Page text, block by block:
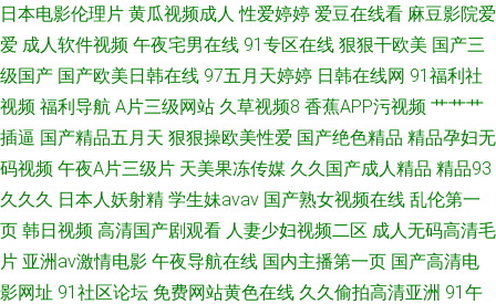
视频 欧美一级二级 91婬黄看大片 欧美日韩网欧美网 91玖玖 久久93 91大神
唐伯虎520
日本电影伦理片 黄瓜视频成人 性爱婷婷 爱豆在线看 麻豆影院爱
爱 成人软件视频 午夜宅男在线 91专区在线 狠狠干欧美 国产三
级国产 国产欧美日韩在线 97五月天婷婷 日韩在线网 91福利社
视频 福利导航 A片三级网站 久草视频8 香蕉APP污视频 艹艹艹
插逼 国产精品五月天 狠狠操欧美性爱 国产绝色精品 精品孕妇无
码视频 午夜A片三级片 天美果冻传媒 久久国产成人精品 精品93
久久久 日本人妖射精 学生妹avav 国产熟女视频在线 乱伦第一
页 韩日视频 高清国产剧观看 人妻少妇视频二区 成人无码高清毛
片 亚洲av激情电影 午夜导航在线 国内主播第一页 国产高清电
影网址 91社区论坛 免费网站黄色在线 久久偷拍高清亚洲 91午